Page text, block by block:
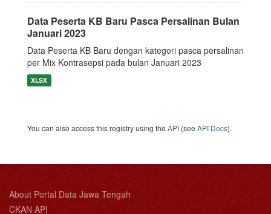
Data Peserta KB Baru Pasca Persalinan Bulan
Januari 2023
Data Peserta KB Baru dengan kategori pasca persalinan
per Mix Kontrasepsi pada bulan Januari 2023
XLSX
You can also access this registry using the API (see API Docs).
About Portal Data Jawa Tengah
CKAN API